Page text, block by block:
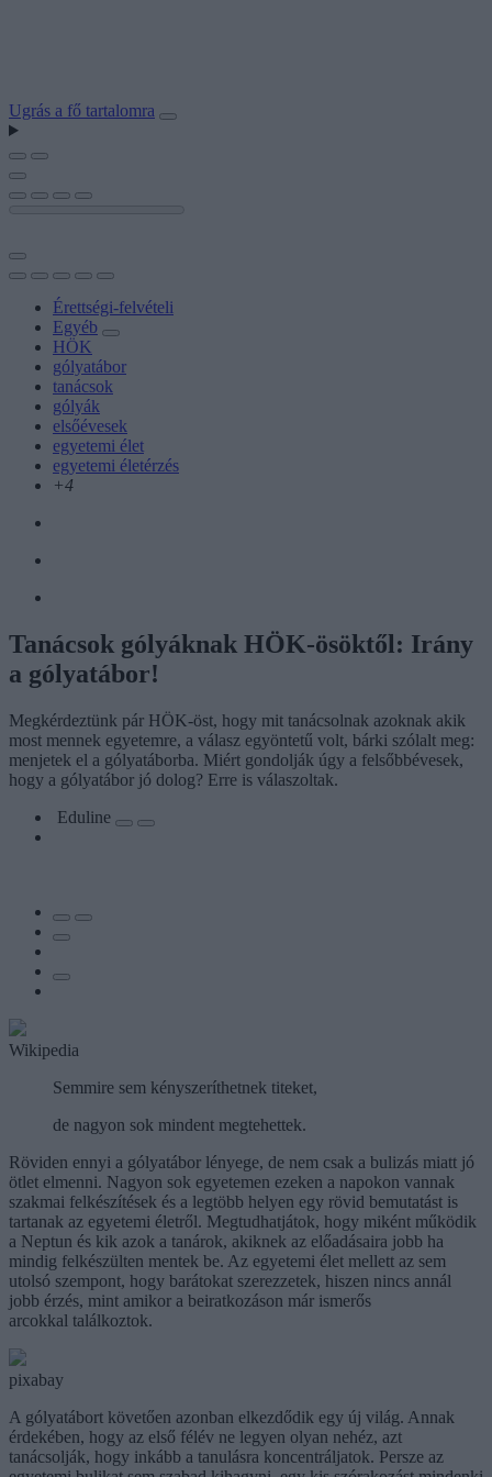
Ugrás a fő tartalomra
Érettségi-felvételi
Egyéb
HÖK
gólyatábor
tanácsok
gólyák
elsőévesek
egyetemi élet
egyetemi életérzés
+4
Tanácsok gólyáknak HÖK-ösöktől: Irány
a gólyatábor!
Megkérdeztünk pár HÖK-öst, hogy mit tanácsolnak azoknak akik
most mennek egyetemre, a válasz egyöntetű volt, bárki szólalt meg:
menjetek el a gólyatáborba. Miért gondolják úgy a felsőbbévesek,
hogy a gólyatábor jó dolog? Erre is válaszoltak.
Eduline
Wikipedia
Semmire sem kényszeríthetnek titeket,
de nagyon sok mindent megtehettek.
Röviden ennyi a gólyatábor lényege, de nem csak a bulizás miatt jó
ötlet elmenni. Nagyon sok egyetemen ezeken a napokon vannak
szakmai felkészítések és a legtöbb helyen egy rövid bemutatást is
tartanak az egyetemi életről. Megtudhatjátok, hogy miként működik
a Neptun és kik azok a tanárok, akiknek az előadásaira jobb ha
mindig felkészülten mentek be. Az egyetemi élet mellett az sem
utolsó szempont, hogy barátokat szerezzetek, hiszen nincs annál
jobb érzés, mint amikor a beiratkozáson már ismerős
arcokkal találkoztok.
pixabay
A gólyatábort követően azonban elkezdődik egy új világ. Annak
érdekében, hogy az első félév ne legyen olyan nehéz, azt
tanácsolják, hogy inkább a tanulásra koncentráljatok. Persze az